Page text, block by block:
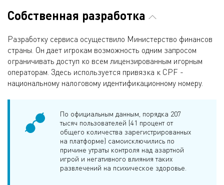
Собственная разработка
Разработку сервиса осуществило Министерство финансов
страны. Он дает игрокам возможность одним запросом
ограничивать доступ ко всем лицензированным игорным
операторам. Здесь используется привязка к CPF -
национальному налоговому идентификационному номеру.
По официальным данным, порядка 207
тысяч пользователей (41 процент от
общего количества зарегистрированных
на платформе) самоисключились по
причине утраты контроля над азартной
игрой и негативного влияния таких
развлечений на психическое здоровье.